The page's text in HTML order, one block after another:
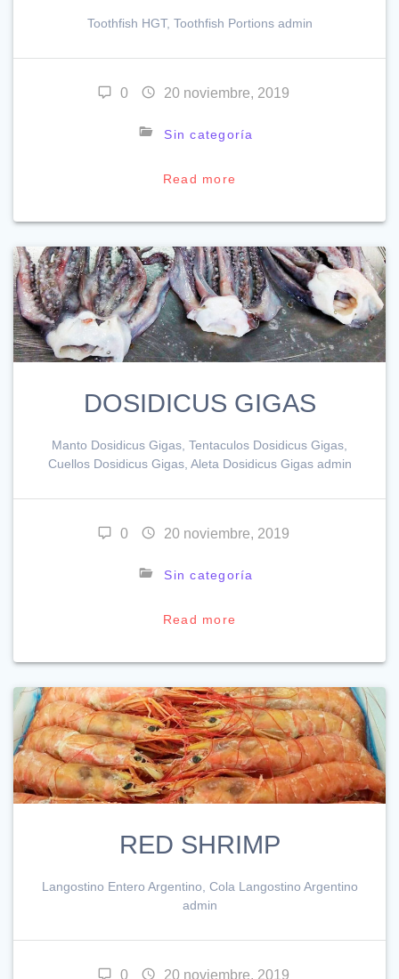
Toothfish HGT, Toothfish Portions admin
0 20 noviembre, 2019
Sin categoría
Read more
DOSIDICUS GIGAS
Manto Dosidicus Gigas, Tentaculos Dosidicus Gigas,
Cuellos Dosidicus Gigas, Aleta Dosidicus Gigas admin
0 20 noviembre, 2019
Sin categoría
Read more
RED SHRIMP
Langostino Entero Argentino, Cola Langostino Argentino
admin
0 20 noviembre, 2019